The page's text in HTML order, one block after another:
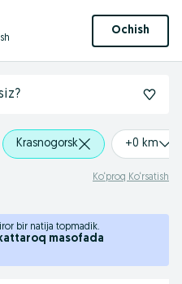
Ochish
Krasnogorsk +0 km
Ko‘proq Ko‘rsatish
bir natija topmadik.
masofada